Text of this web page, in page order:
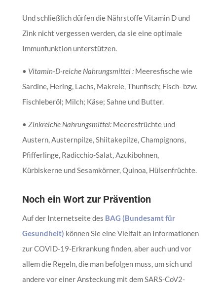
Und schließlich dürfen die Nährstoffe Vitamin D und
Zink nicht vergessen werden, da sie eine optimale
Immunfunktion unterstützen.
• Vitamin-D-reiche Nahrungsmittel : Meeresfische wie
Sardine, Hering, Lachs, Makrele, Thunfisch; Fisch- bzw.
Fischleberöl; Milch; Käse; Sahne und Butter.
• Zinkreiche Nahrungsmittel: Meeresfrüchte und
Austern, Austernpilze, Shiitakepilze, Champignons,
Pfifferlinge, Radicchio-Salat, Azukibohnen,
Kürbiskerne und Sesamkörner, Quinoa, Hülsenfrüchte.
Noch ein Wort zur Prävention
Auf der Internetseite des BAG (Bundesamt für
Gesundheit) können Sie eine Vielfalt an Informationen
zur COVID-19-Erkrankung finden, aber auch und vor
allem die Regeln, die man befolgen muss, um sich und
andere vor einer Ansteckung mit dem SARS-CoV2-